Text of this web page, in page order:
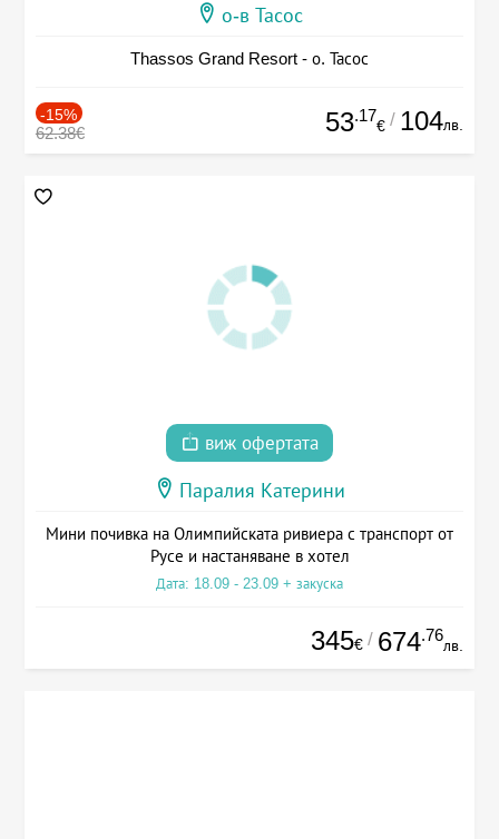
о-в Тасос
Thassos Grand Resort - о. Тасос
-15%
62.38€ 53.17
€ / 104лв.
виж офертата
Паралия Катерини
Мини почивка на Олимпийската ривиера с транспорт от
Русе и настаняване в хотел
Дата: 18.09 - 23.09 + закуска
345€ / 674.76
лв.